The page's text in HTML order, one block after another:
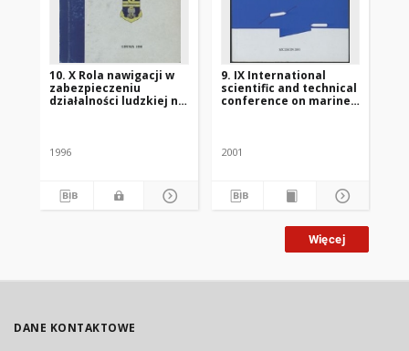
10. X Rola nawigacji w
zabezpieczeniu
działalności ludzkiej na
1996
9. IX International
scientific and technical
conference on marine
2001
Więcej
DANE KONTAKTOWE